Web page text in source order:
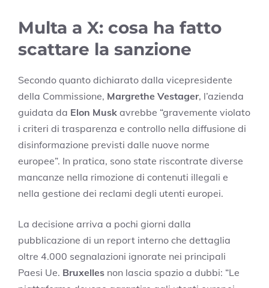
Multa a X: cosa ha fatto
scattare la sanzione
Secondo quanto dichiarato dalla vicepresidente
della Commissione, Margrethe Vestager, l’azienda
guidata da Elon Musk avrebbe “gravemente violato
i criteri di trasparenza e controllo nella diffusione di
disinformazione previsti dalle nuove norme
europee”. In pratica, sono state riscontrate diverse
mancanze nella rimozione di contenuti illegali e
nella gestione dei reclami degli utenti europei.
La decisione arriva a pochi giorni dalla
pubblicazione di un report interno che dettaglia
oltre 4.000 segnalazioni ignorate nei principali
Paesi Ue. Bruxelles non lascia spazio a dubbi: “Le